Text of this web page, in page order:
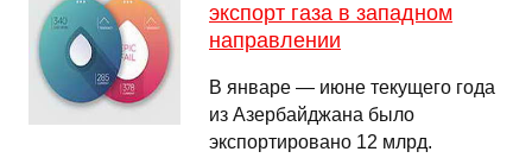
экспорт газа в западном
направлении
В январе — июне текущего года
из Азербайджана было
экспортировано 12 млрд.